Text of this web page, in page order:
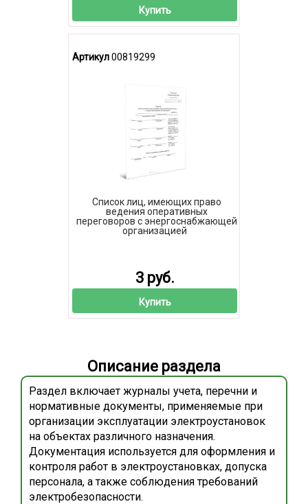
Купить
Артикул00819299
Список лиц, имеющих право
ведения оперативных
переговоров с энергоснабжающей
организацией
3 руб.
Купить
Описание раздела
Раздел включает журналы учета, перечни и
нормативные документы, применяемые при
организации эксплуатации электроустановок
на объектах различного назначения.
Документация используется для оформления и
контроля работ в электроустановках, допуска
персонала, а также соблюдения требований
электробезопасности.